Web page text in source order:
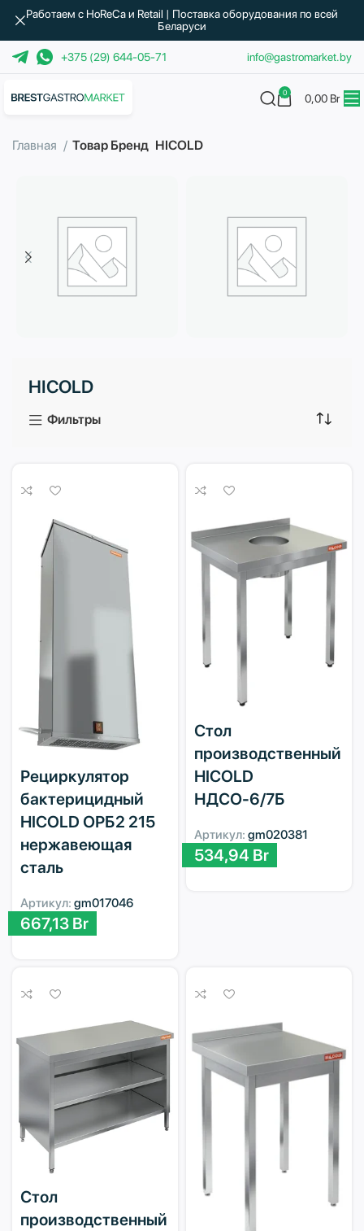
+375 (29) 644-05-71 info@gastromarket.by
0 0,00 Br
Главная Товар Бренд HICOLD
3 продукта
HICOLD
Фильтры
Рециркулятор
бактерицидный
HICOLD ОРБ2 215
нержавеющая
сталь
Артикул: gm017046
667,13 Br
Стол
производственный
HICOLD
НДСО-6/7Б
Артикул: gm020381
534,94 Br
Стол
производственный
Работаем с HoReCa и Retail | Поставка оборудования по всей
Беларуси